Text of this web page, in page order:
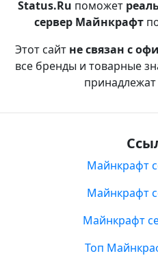
Status.Ru поможет
сервер Майнкрафт
Этот сайт не связан с
все бренды и товарные
Майнкрафт
Майнкрафт
Майнкрафт
Топ